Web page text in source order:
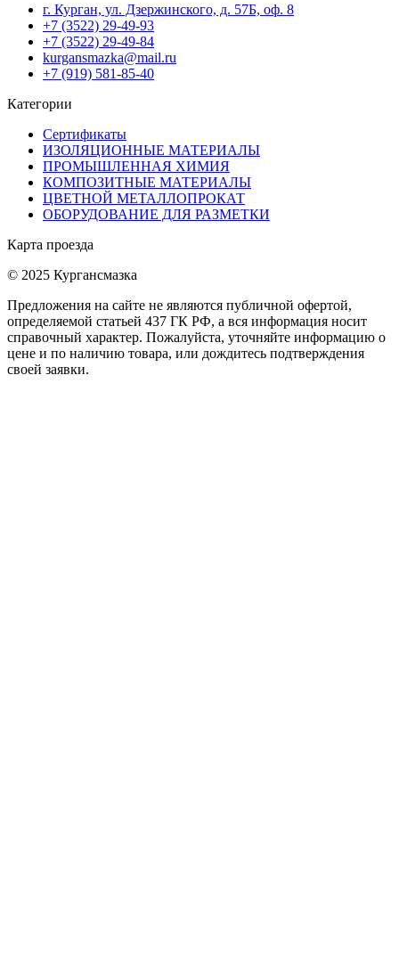
г. Курган, ул. Дзержинского, д. 57Б, оф. 8
+7 (3522) 29-49-93
+7 (3522) 29-49-84
kurgansmazka@mail.ru
+7 (919) 581-85-40
Категории
Сертификаты
ИЗОЛЯЦИОННЫЕ МАТЕРИАЛЫ
ПРОМЫШЛЕННАЯ ХИМИЯ
КОМПОЗИТНЫЕ МАТЕРИАЛЫ
ЦВЕТНОЙ МЕТАЛЛОПРОКАТ
ОБОРУДОВАНИЕ ДЛЯ РАЗМЕТКИ
Карта проезда
© 2025 Кургансмазка
Предложения на сайте не являются публичной офертой,
определяемой статьей 437 ГК РФ, а вся информация носит
справочный характер. Пожалуйста, уточняйте информацию о
цене и по наличию товара, или дождитесь подтверждения
своей заявки.